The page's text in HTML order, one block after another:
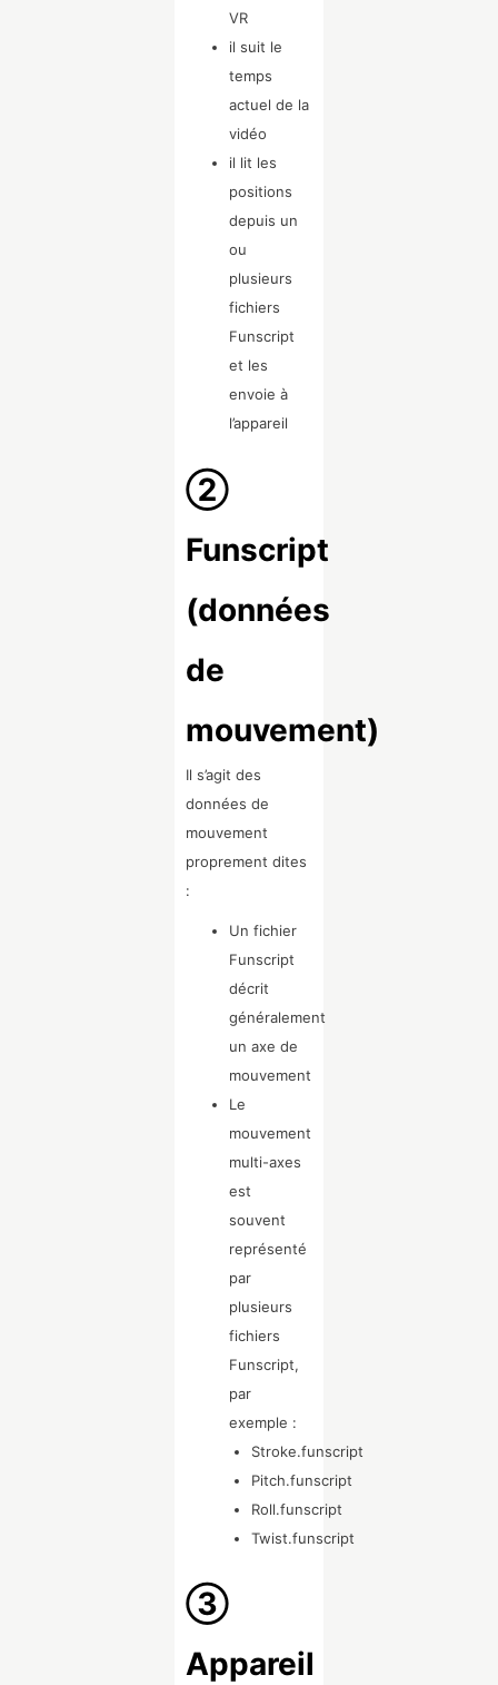
VR
il suit le
temps
actuel de la
vidéo
il lit les
positions
depuis un
ou
plusieurs
fichiers
Funscript
et les
envoie à
l’appareil
②
Funscript
(données
de
mouvement)
Il s’agit des
données de
mouvement
proprement dites
:
Un fichier
Funscript
décrit
généralement
un axe de
mouvement
Le
mouvement
multi-axes
est
souvent
représenté
par
plusieurs
fichiers
Funscript,
par
exemple :
Stroke.funscript
Pitch.funscript
Roll.funscript
Twist.funscript
③
Appareil